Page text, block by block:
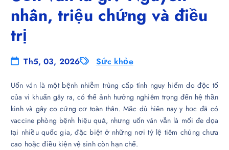
nhân, triệu chứng và điều
trị
Th5, 03, 2026 Sức khỏe
Uốn ván là một bệnh nhiễm trùng cấp tính nguy hiểm do độc tố
của vi khuẩn gây ra, có thể ảnh hưởng nghiêm trọng đến hệ thần
kinh và gây co cứng cơ toàn thân. Mặc dù hiện nay y học đã có
vaccine phòng bệnh hiệu quả, nhưng uốn ván vẫn là mối đe dọa
tại nhiều quốc gia, đặc biệt ở những nơi tỷ lệ tiêm chủng chưa
cao hoặc điều kiện vệ sinh còn hạn chế.